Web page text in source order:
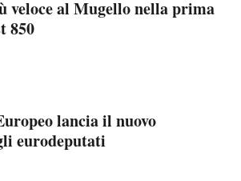
veloce al Mugello nella prima
850
lancia il nuovo
eurodeputati